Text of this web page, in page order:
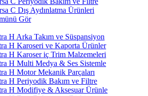
C Dış Aydınlatma Ürünleri
Gör
H Arka Takım ve Süspansiyon
H Karoseri ve Kaporta Ürünler
H Karoser iç Trim Malzemeleri
H Multi Medya & Ses Sistemle
H Motor Mekanik Parçaları
H Periyodik Bakım ve Filtre
H Modifiye & Aksesuar Ürünle